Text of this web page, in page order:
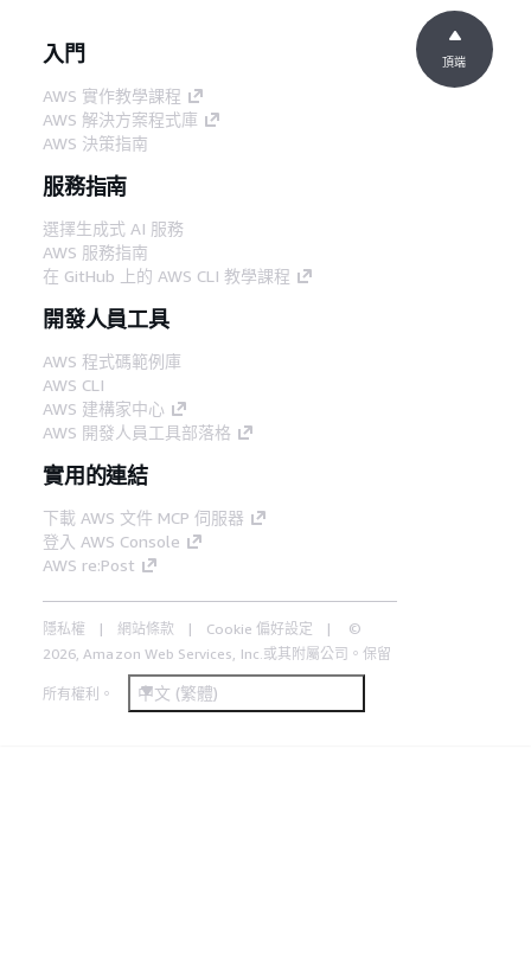
入門
AWS 實作教學課程
AWS 解決方案程式庫
AWS 決策指南
服務指南
選擇生成式 AI 服務
AWS 服務指南
在 GitHub 上的 AWS CLI 教學課程
開發人員工具
AWS 程式碼範例庫
AWS CLI
AWS 建構家中心
AWS 開發人員工具部落格
實用的連結
下載 AWS 文件 MCP 伺服器
登入 AWS Console
AWS re:Post
隱私權 網站條款 Cookie 偏好設定
©
2026, Amazon Web Services, Inc.或其附屬公司。保留
所有權利。 中文 (繁體)
頂端